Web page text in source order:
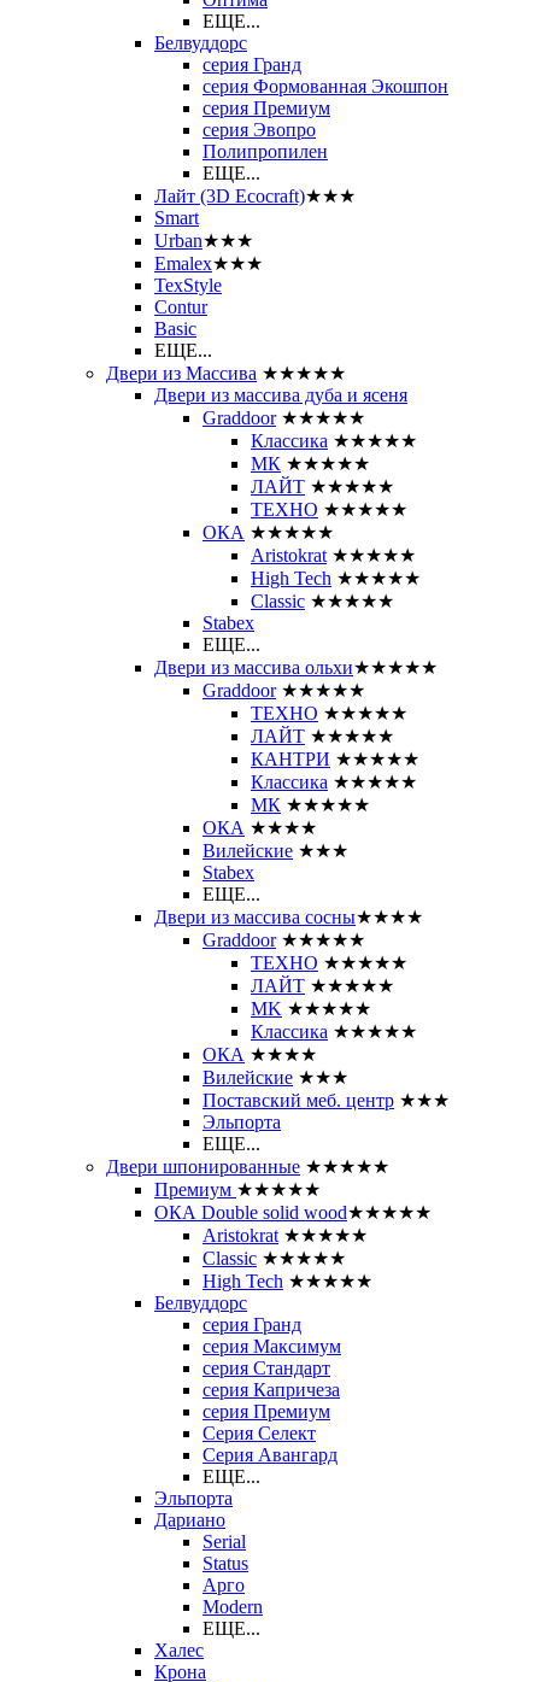
ЕЩЕ...
Белвуддорс
серия Гранд
серия Формованная Экошпон
серия Премиум
серия Эвопро
Полипропилен
ЕЩЕ...
Лайт (3D Ecocraft)★★★
Smart
Urban★★★
Emalex★★★
TexStyle
Contur
Basic
ЕЩЕ...
Двери из Массива ★★★★★
Двери из массива дуба и ясеня
Graddoor ★★★★★
Классика ★★★★★
МК ★★★★★
ЛАЙТ ★★★★★
ТЕХНО ★★★★★
ОКА ★★★★★
Aristokrat ★★★★★
High Tech ★★★★★
Classic ★★★★★
Stabex
ЕЩЕ...
Двери из массива ольхи★★★★★
Graddoor ★★★★★
ТЕХНО ★★★★★
ЛАЙТ ★★★★★
КАНТРИ ★★★★★
Классика ★★★★★
МК ★★★★★
ОКА ★★★★
Вилейские ★★★
Stabex
ЕЩЕ...
Двери из массива сосны★★★★
Graddoor ★★★★★
ТЕХНО ★★★★★
ЛАЙТ ★★★★★
MK ★★★★★
Классика ★★★★★
ОКА ★★★★
Вилейские ★★★
Поставский меб. центр ★★★
Эльпорта
ЕЩЕ...
Двери шпонированные ★★★★★
Премиум ★★★★★
ОКА Double solid wood★★★★★
Aristokrat ★★★★★
Classic ★★★★★
High Tech ★★★★★
Белвуддорс
серия Гранд
серия Максимум
серия Стандарт
серия Капричеза
серия Премиум
Серия Селект
Серия Авангард
ЕЩЕ...
Эльпорта
Дариано
Serial
Status
Арго
Modern
ЕЩЕ...
Халес
Крона